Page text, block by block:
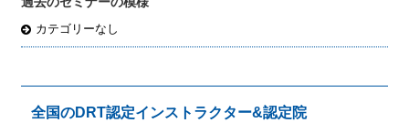
カテゴリーなし
全国のDRT認定インストラクター&認定院